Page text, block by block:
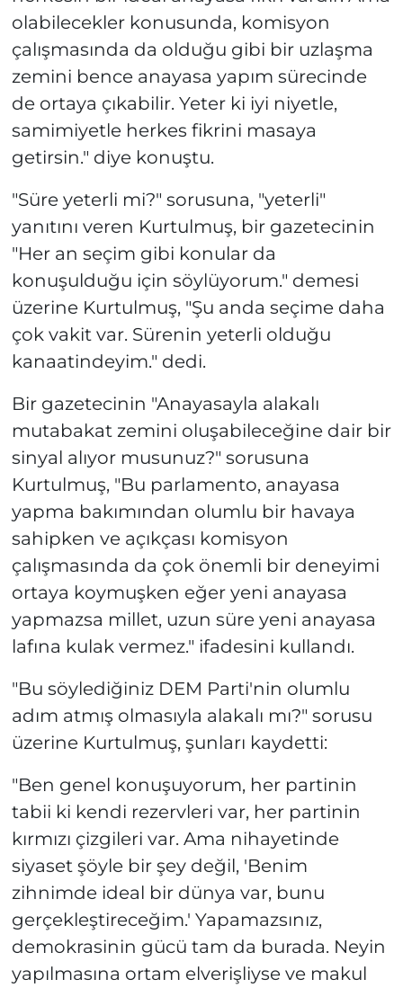
olabilecekler konusunda, komisyon
çalışmasında da olduğu gibi bir uzlaşma
zemini bence anayasa yapım sürecinde
de ortaya çıkabilir. Yeter ki iyi niyetle,
samimiyetle herkes fikrini masaya
getirsin." diye konuştu.
"Süre yeterli mi?" sorusuna, "yeterli"
yanıtını veren Kurtulmuş, bir gazetecinin
"Her an seçim gibi konular da
konuşulduğu için söylüyorum." demesi
üzerine Kurtulmuş, "Şu anda seçime daha
çok vakit var. Sürenin yeterli olduğu
kanaatindeyim." dedi.
Bir gazetecinin "Anayasayla alakalı
mutabakat zemini oluşabileceğine dair bir
sinyal alıyor musunuz?" sorusuna
Kurtulmuş, "Bu parlamento, anayasa
yapma bakımından olumlu bir havaya
sahipken ve açıkçası komisyon
çalışmasında da çok önemli bir deneyimi
ortaya koymuşken eğer yeni anayasa
yapmazsa millet, uzun süre yeni anayasa
lafına kulak vermez." ifadesini kullandı.
"Bu söylediğiniz DEM Parti'nin olumlu
adım atmış olmasıyla alakalı mı?" sorusu
üzerine Kurtulmuş, şunları kaydetti:
"Ben genel konuşuyorum, her partinin
tabii ki kendi rezervleri var, her partinin
kırmızı çizgileri var. Ama nihayetinde
siyaset şöyle bir şey değil, 'Benim
zihnimde ideal bir dünya var, bunu
gerçekleştireceğim.' Yapamazsınız,
demokrasinin gücü tam da burada. Neyin
yapılmasına ortam elverişliyse ve makul